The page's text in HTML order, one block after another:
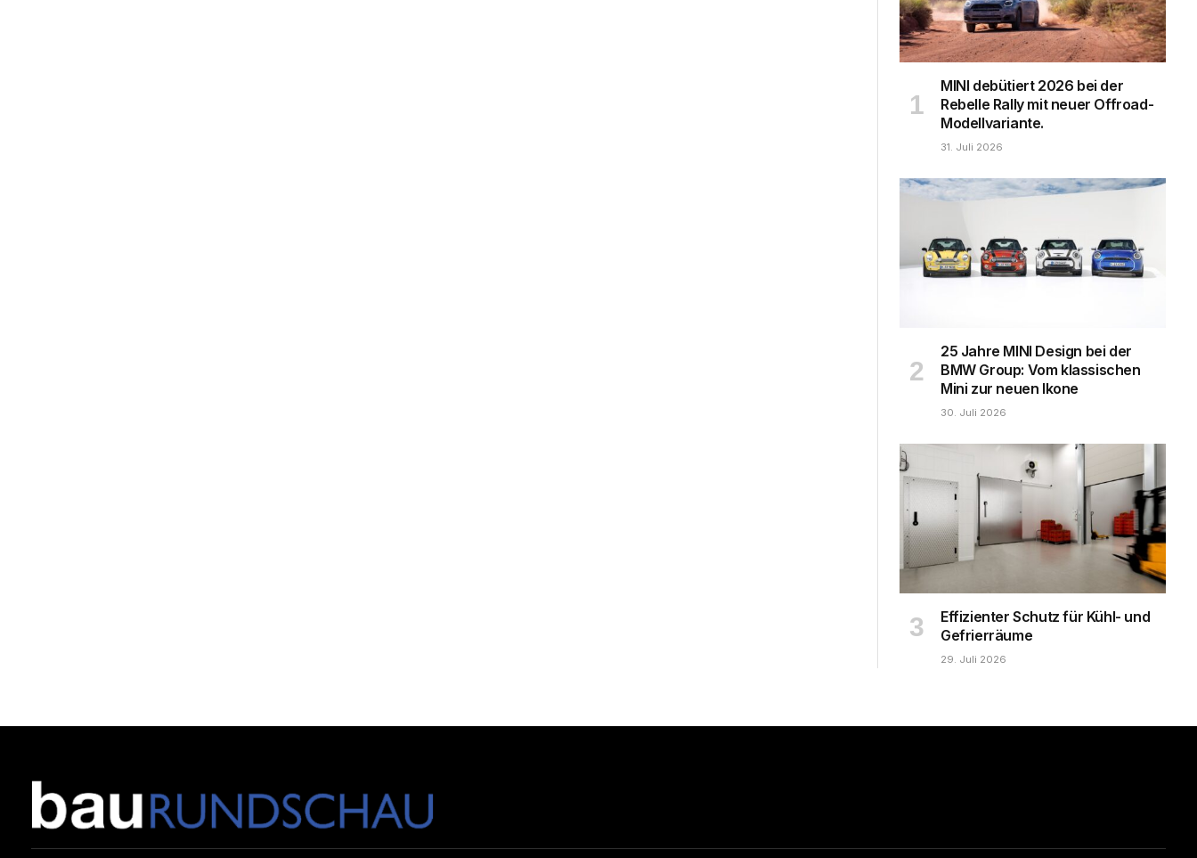
MINI debütiert 2026 bei der
Rebelle Rally mit neuer Offroad-
Modellvariante.
31. Juli 2026
25 Jahre MINI Design bei der
BMW Group: Vom klassischen
Mini zur neuen Ikone
30. Juli 2026
Effizienter Schutz für Kühl- und
Gefrierräume
29. Juli 2026